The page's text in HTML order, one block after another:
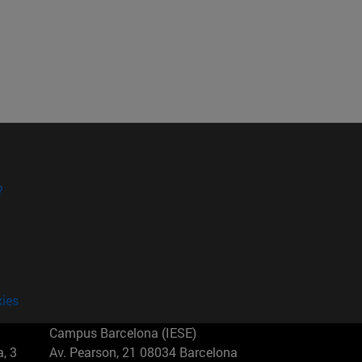
3
Campus Barcelona (IESE)
Av. Pearson, 21 08034 Barcelona